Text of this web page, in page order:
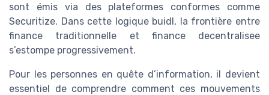
sont émis via des plateformes conformes comme
Securitize. Dans cette logique buidl, la frontière entre
finance traditionnelle et finance decentralisee
s’estompe progressivement.
Pour les personnes en quête d’information, il devient
essentiel de comprendre comment ces mouvements